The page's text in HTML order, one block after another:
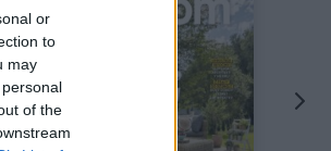
or
to
may
of the